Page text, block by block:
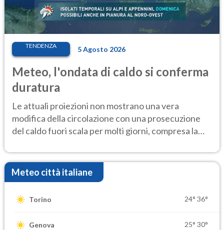
TENDENZA 5 Agosto 2026
Meteo, l'ondata di caldo si conferma
duratura
Le attuali proiezioni non mostrano una vera
modifica della circolazione con una prosecuzione
del caldo fuori scala per molti giorni, compresa la
Meteo città italiane
Torino 24° 36°
Genova 25° 30°